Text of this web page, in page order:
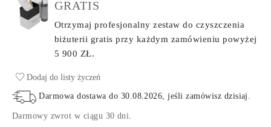
GRATIS
Otrzymaj profesjonalny zestaw do czyszczenia
biżuterii gratis przy każdym zamówieniupowyżej
5 900 ZŁ.
Dodaj do listy życzeń
Darmowa dostawa do 30.08.2026, jeśli zamówisz dzisiaj .
Darmowy zwrot w ciągu 30 dni.